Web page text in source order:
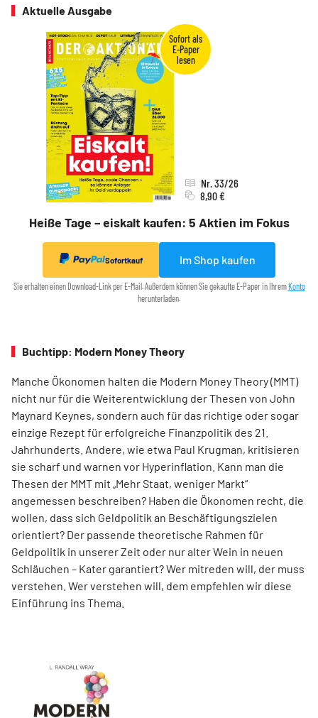
Aktuelle Ausgabe
Heiße Tage – eiskalt kaufen: 5 Aktien im Fokus
Nr. 33/26
8,90 €
Sofortkauf Im Shop kaufen
Sie erhalten einen Download-Link per E-Mail. Außerdem können Sie gekaufte E-Paper in Ihrem Konto
herunterladen.
Buchtipp: Modern Money Theory
Manche Ökonomen halten die Modern Money Theory (MMT)
nicht nur für die Weiterentwicklung der Thesen von John
Maynard Keynes, sondern auch für das richtige oder sogar
einzige Rezept für erfolgreiche Finanzpolitik des 21.
Jahrhunderts. Andere, wie etwa Paul Krugman, kritisieren
sie scharf und warnen vor Hyperinflation. Kann man die
Thesen der MMT mit „Mehr Staat, weniger Markt“
angemessen beschreiben? Haben die Ökonomen recht, die
wollen, dass sich Geldpolitik an Beschäftigungszielen
orientiert? Der passende theoretische Rahmen für
Geldpolitik in unserer Zeit oder nur alter Wein in neuen
Schläuchen – Kater garantiert? Wer mitreden will, der muss
verstehen. Wer verstehen will, dem empfehlen wir diese
Einführung ins Thema.